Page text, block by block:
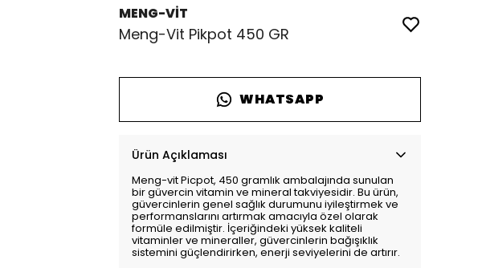
MENG-VİT
Meng-Vit Pikpot 450 GR
WHATSAPP
Ürün Açıklaması
Meng-vit Picpot, 450 gramlık ambalajında sunulan
bir güvercin vitamin ve mineral takviyesidir. Bu ürün,
güvercinlerin genel sağlık durumunu iyileştirmek ve
performanslarını artırmak amacıyla özel olarak
formüle edilmiştir. İçeriğindeki yüksek kaliteli
vitaminler ve mineraller, güvercinlerin bağışıklık
sistemini güçlendirirken, enerji seviyelerini de artırır.